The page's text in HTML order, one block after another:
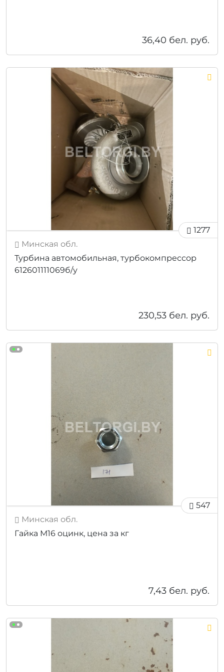
36,40 бел. руб.
1277
Минская обл.
Турбина автомобильная, турбокомпрессор
612601111069б/у
230,53 бел. руб.
547
Минская обл.
Гайка М16 оцинк, цена за кг
7,43 бел. руб.